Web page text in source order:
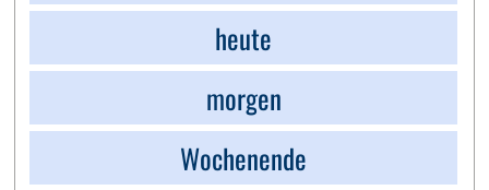
heute
morgen
Wochenende